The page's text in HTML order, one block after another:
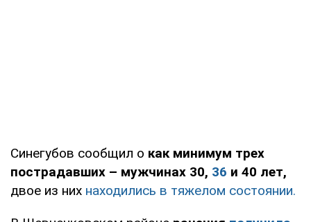
Синегубов сообщил о как минимум трех
пострадавших – мужчинах 30, 36 и 40 лет,
двое из них находились в тяжелом состоянии.